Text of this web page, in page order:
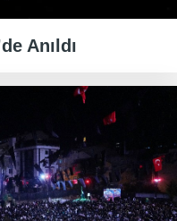
Anıldı